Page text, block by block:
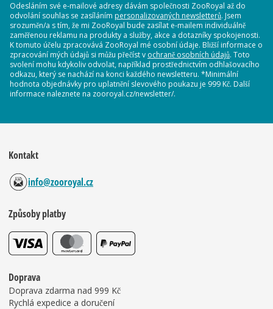
Odesláním své e-mailové adresy dávám společnosti ZooRoyal až do
odvolání souhlas se zasíláním personalizovaných newsletterů. Jsem
srozuměn/a s tím, že mi ZooRoyal bude zasílat e-mailem individuálně
zaměřenou reklamu na produkty a služby, akce a dotazníky spokojenosti.
K tomuto účelu zpracovává ZooRoyal mé osobní údaje. Bližší informace o
zpracování mých údajů si můžu přečíst v ochraně osobních údajů. Toto
svolení mohu kdykoliv odvolat, například prostřednictvím odhlašovacího
odkazu, který se nachází na konci každého newsletteru. *Minimální
hodnota objednávky pro uplatnění slevového poukazu je 999 Kč. Další
informace naleznete na zooroyal.cz/newsletter/.
Kontakt
info@zooroyal.cz
Způsoby platby
Doprava
Doprava zdarma nad 999 Kč
Rychlá expedice a doručení